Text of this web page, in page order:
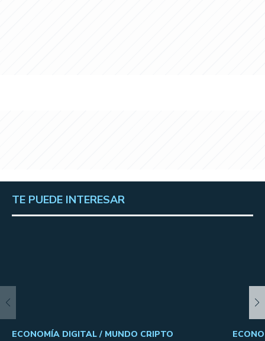
TE PUEDE INTERESAR
ECONOMÍA DIGITAL / MUNDO CRIPTO